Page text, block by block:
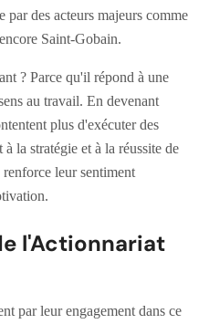
par des acteurs majeurs comme
Saint-Gobain.
? Parce qu'il répond à une
au travail. En devenant
plus d'exécuter des
la stratégie et à la réussite de
leur sentiment
l'Actionnariat
par leur engagement dans ce